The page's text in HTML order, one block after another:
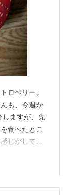
ロベリー。
も、今週か
しますが、先
食べたとこ
じがして、
濃厚な味わ
あるのか、
、これだ